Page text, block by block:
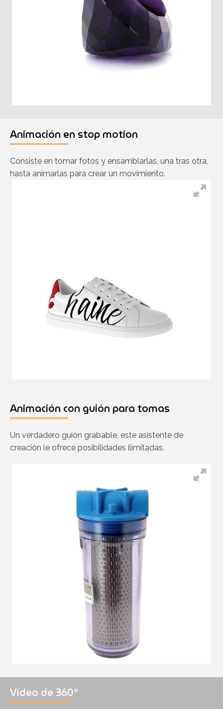
Animación en stop motion
Consiste en tomar fotos y ensamblarlas, una tras otra,
hasta animarlas para crear un movimiento.
Animación con guión para tomas
Un verdadero guión grabable, este asistente de
creación le ofrece posibilidades ilimitadas.
Vídeo de 360º